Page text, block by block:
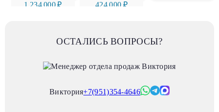
1 234 000 ₽ 424 000 ₽
ОСТАЛИСЬ ВОПРОСЫ?
Виктория+7(951)354-4646